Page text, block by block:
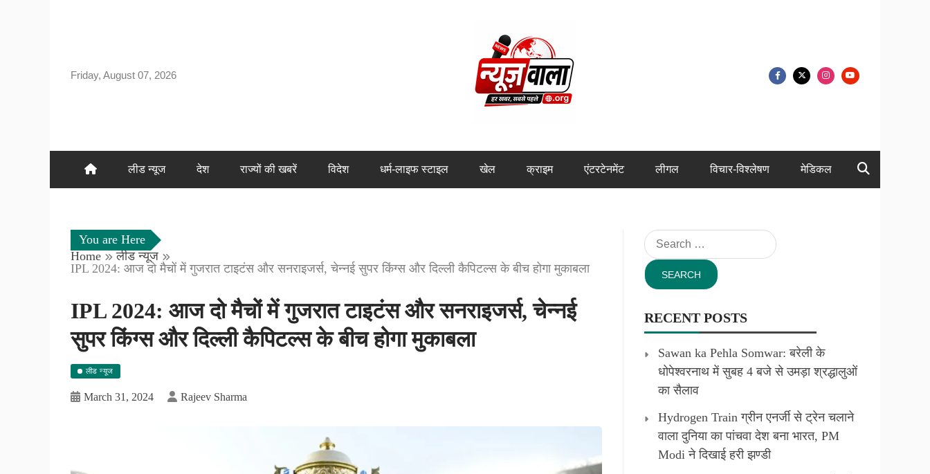
Friday, August 07, 2026
लीड न्यूज देश राज्यों की खबरें विदेश धर्म-लाइफ स्टाइल खेल क्राइम एंटरटेनमेंट लीगल विचार-विश्लेषण मेडिकल
You are Here
Home
लीड न्यूज
IPL 2024: आज दो मैचों में गुजरात टाइटंस और सनराइजर्स, चेन्नई सुपर किंग्स और दिल्ली कैपिटल्स के बीच होगा मुकाबला
IPL 2024: आज दो मैचों में गुजरात टाइटंस और सनराइजर्स, चेन्नई
सुपर किंग्स और दिल्ली कैपिटल्स के बीच होगा मुकाबला
लीड न्यूज
March 31, 2024 Rajeev Sharma
Search
for:
RECENT POSTS
Sawan ka Pehla Somwar: बरेली के
धोपेश्वरनाथ में सुबह 4 बजे से उमड़ा श्रद्धालुओं
का सैलाव
Hydrogen Train ग्रीन एनर्जी से ट्रेन चलाने
वाला दुनिया का पांचवा देश बना भारत, PM
Modi ने दिखाई हरी झण्डी